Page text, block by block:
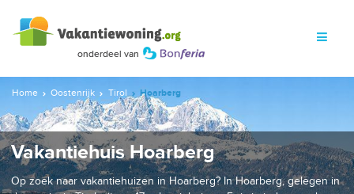
Home Oostenrijk Tirol Hoarberg
Vakantiehuis Hoarberg
Op zoek naar vakantiehuizen in Hoarberg? In Hoarberg, gelegen in